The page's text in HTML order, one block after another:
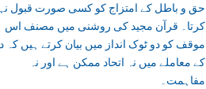
حق و باطل کے امتزاج کو کسی صورت قبول
کرتا۔ قرآن مجید کی روشنی میں مصنف اس
موقف کو دو ٹوک انداز میں بیان کرتے ہیں کہ
کے معاملے میں نہ اتحاد ممکن ہے اور نہ
مفاہمت۔